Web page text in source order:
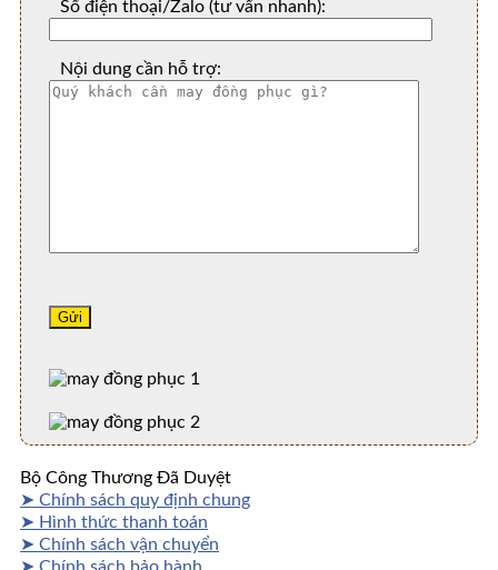
Số điện thoại/Zalo (tư vấn nhanh):
Nội dung cần hỗ trợ:
Bộ Công Thương Đã Duyệt
➤ Chính sách quy định chung
➤ Hình thức thanh toán
➤ Chính sách vận chuyển